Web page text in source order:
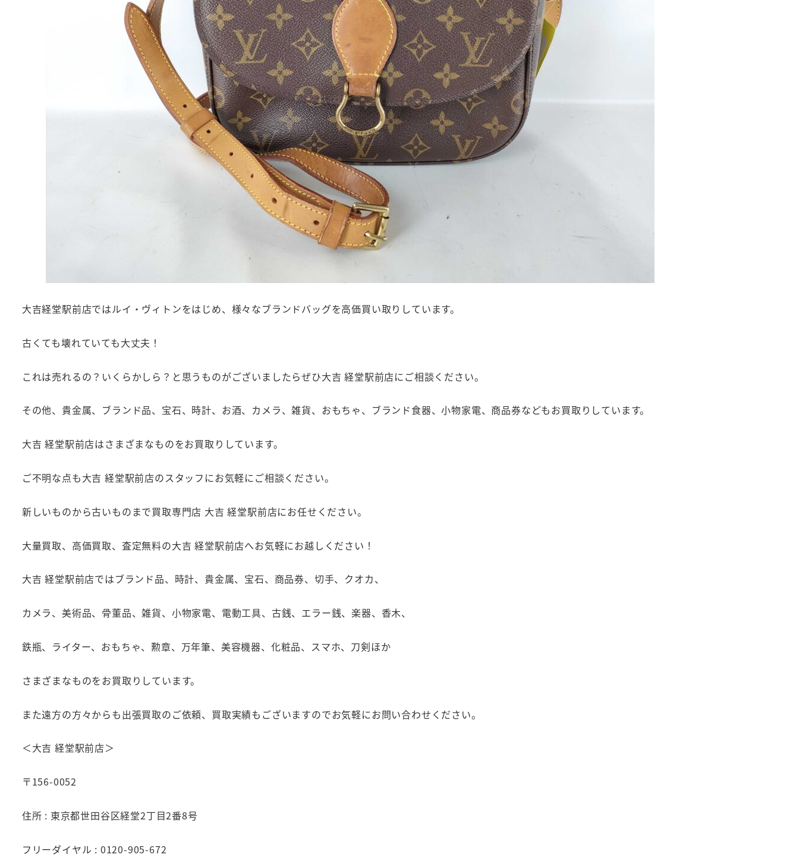
大吉経堂駅前店ではルイ・ヴィトンをはじめ、様々なブランドバッグを高価買い取りしています。
古くても壊れていても大丈夫！
これは売れるの？いくらかしら？と思うものがございましたらぜひ大吉 経堂駅前店にご相談ください。
その他、貴金属、ブランド品、宝石、時計、お酒、カメラ、雑貨、おもちゃ、ブランド食器、小物家電、商品券などもお買取りしています。
大吉 経堂駅前店はさまざまなものをお買取りしています。
ご不明な点も大吉 経堂駅前店のスタッフにお気軽にご相談ください。
新しいものから古いものまで買取専門店 大吉 経堂駅前店にお任せください。
大量買取、高価買取、査定無料の大吉 経堂駅前店へお気軽にお越しください！
大吉 経堂駅前店ではブランド品、時計、貴金属、宝石、商品券、切手、クオカ、
カメラ、美術品、骨董品、雑貨、小物家電、電動工具、古銭、エラー銭、楽器、香木、
鉄瓶、ライター、おもちゃ、勲章、万年筆、美容機器、化粧品、スマホ、刀剣ほか
さまざまなものをお買取りしています。
また遠方の方々からも出張買取のご依頼、買取実績もございますのでお気軽にお問い合わせください。
＜大吉 経堂駅前店＞
〒156-0052
住所 : 東京都世田谷区経堂2丁目2番8号
フリーダイヤル : 0120-905-672